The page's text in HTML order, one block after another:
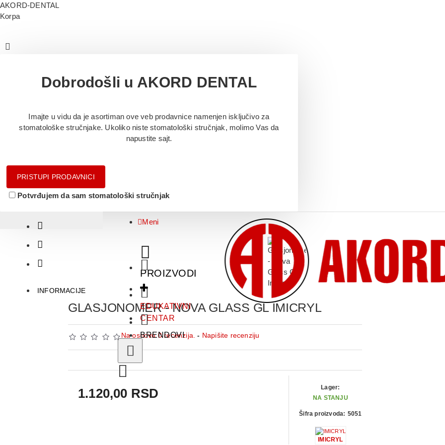
AKORD-DENTAL
Korpa
Dobrodošli u AKORD DENTAL
Imajte u vidu da je asortiman ove veb prodavnice namenjen isključivo za
stomatološke stručnjake. Ukoliko niste stomatološki stručnjak, molimo Vas da
napustite sajt.
PRISTUPI PRODAVNICI
Potvrđujem da sam stomatološki stručnjak
INFORMACIJE
Meni
PROIZVODI
EDUKATIVNI
CENTAR
BRENDOVI
GLASJONOMER - NOVA GLASS GL IMICRYL
Na osnovu 0 recenzija. - Napišite recenziju
1.120,00 RSD
Lager:
NA STANJU
Šifra proizvoda: 5051
IMICRYL